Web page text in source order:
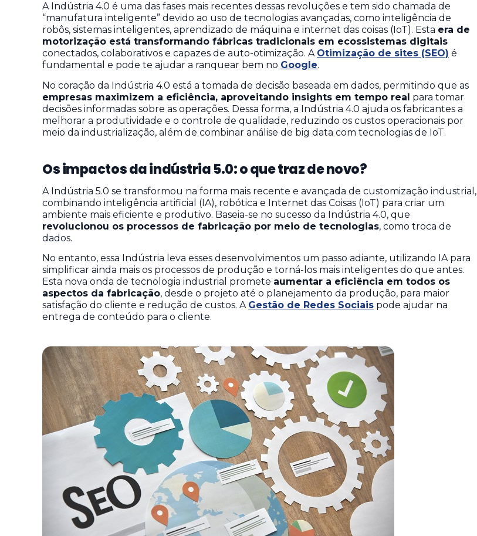
A Indústria 4.0 é uma das fases mais recentes dessas revoluções e tem sido chamada de
“manufatura inteligente” devido ao uso de tecnologias avançadas, como inteligência de
robôs, sistemas inteligentes, aprendizado de máquina e internet das coisas (IoT). Esta era de
motorização está transformando fábricas tradicionais em ecossistemas digitais
conectados, colaborativos e capazes de auto-otimização. A Otimização de sites (SEO) é
fundamental e pode te ajudar a ranquear bem no Google.
No coração da Indústria 4.0 está a tomada de decisão baseada em dados, permitindo que as
empresas maximizem a eficiência, aproveitando insights em tempo real para tomar
decisões informadas sobre as operações. Dessa forma, a Indústria 4.0 ajuda os fabricantes a
melhorar a produtividade e o controle de qualidade, reduzindo os custos operacionais por
meio da industrialização, além de combinar análise de big data com tecnologias de IoT.
Os impactos da indústria 5.0: o que traz de novo?
A Indústria 5.0 se transformou na forma mais recente e avançada de customização industrial,
combinando inteligência artificial (IA), robótica e Internet das Coisas (IoT) para criar um
ambiente mais eficiente e produtivo. Baseia-se no sucesso da Indústria 4.0, que
revolucionou os processos de fabricação por meio de tecnologias, como troca de
dados.
No entanto, essa Indústria leva esses desenvolvimentos um passo adiante, utilizando IA para
simplificar ainda mais os processos de produção e torná-los mais inteligentes do que antes.
Esta nova onda de tecnologia industrial promete aumentar a eficiência em todos os
aspectos da fabricação, desde o projeto até o planejamento da produção, para maior
satisfação do cliente e redução de custos. A Gestão de Redes Sociais pode ajudar na
entrega de conteúdo para o cliente.